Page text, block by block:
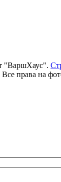
"ВаршХаус".
Все права на